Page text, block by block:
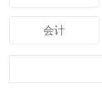
会计